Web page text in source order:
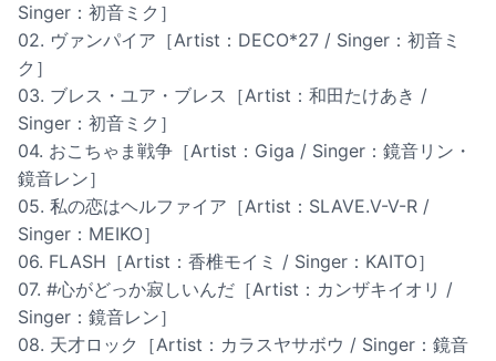
Singer：初音ミク］
02. ヴァンパイア［Artist：DECO*27 / Singer：初音ミ
ク］
03. ブレス・ユア・ブレス［Artist：和田たけあき /
Singer：初音ミク］
04. おこちゃま戦争［Artist：Giga / Singer：鏡音リン・
鏡音レン］
05. 私の恋はヘルファイア［Artist：SLAVE.V-V-R /
Singer：MEIKO］
06. FLASH［Artist：香椎モイミ / Singer：KAITO］
07. #心がどっか寂しいんだ［Artist：カンザキイオリ /
Singer：鏡音レン］
08. 天才ロック［Artist：カラスヤサボウ / Singer：鏡音